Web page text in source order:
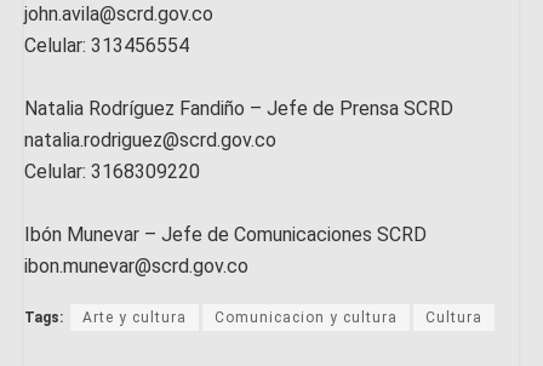
john.avila@scrd.gov.co
Celular: 313456554
Natalia Rodríguez Fandiño – Jefe de Prensa SCRD
natalia.rodriguez@scrd.gov.co
Celular: 3168309220
Ibón Munevar – Jefe de Comunicaciones SCRD
ibon.munevar@scrd.gov.co
Tags: Arte y cultura Comunicacion y cultura Cultura